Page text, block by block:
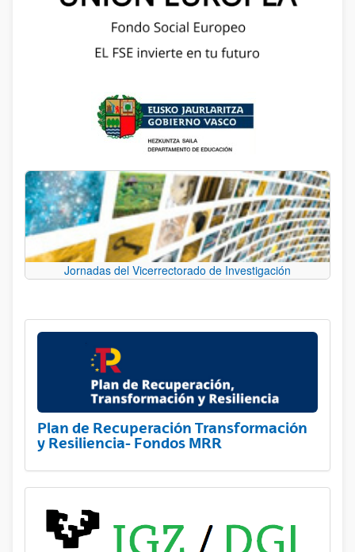
Jornadas del Vicerrectorado de Investigación
Plan de Recuperación Transformación
y Resiliencia- Fondos MRR